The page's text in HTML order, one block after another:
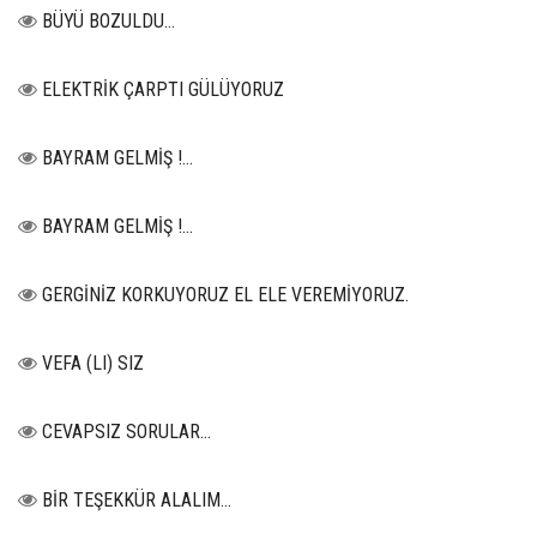
BÜYÜ BOZULDU…
ELEKTRİK ÇARPTI GÜLÜYORUZ
BAYRAM GELMİŞ !...
BAYRAM GELMİŞ !...
GERGİNİZ KORKUYORUZ EL ELE VEREMİYORUZ.
VEFA (LI) SIZ
CEVAPSIZ SORULAR…
BİR TEŞEKKÜR ALALIM...